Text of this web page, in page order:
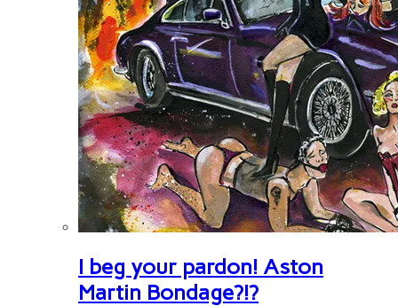
I beg your pardon! Aston
Martin Bondage?!?